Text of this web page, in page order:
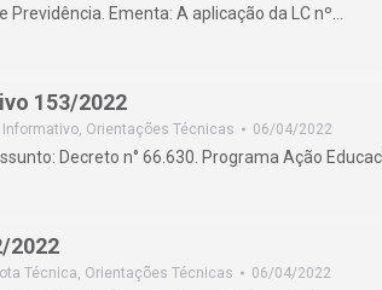
Previdência. Ementa: A aplicação da LC nº…
153/2022
Informativo, Orientações Técnicas 06/04/2022
Decreto n° 66.630. Programa Ação
2022
Técnica, Orientações Técnicas 06/04/2022